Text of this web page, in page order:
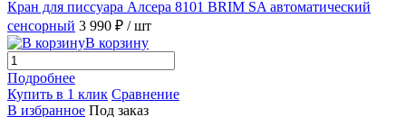
Кран для писсуара Алсера 8101 BRIM SA автоматический
сенсорный 3 990 ₽ / шт
В корзину
Подробнее
Купить в 1 клик Сравнение
В избранное Под заказ